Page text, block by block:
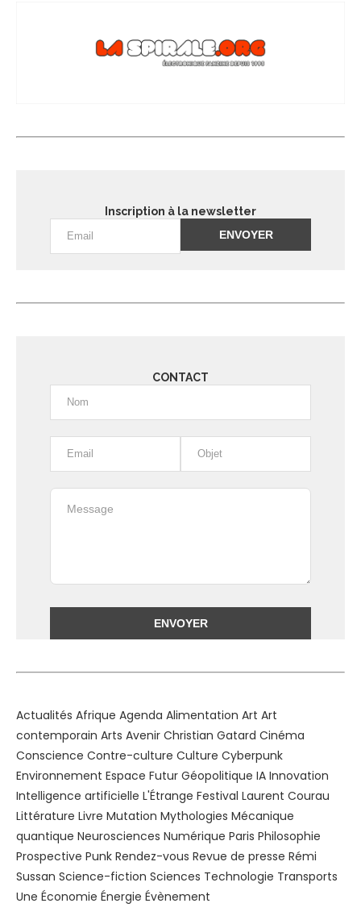
Inscription à la newsletter
CONTACT
Actualités Afrique Agenda Alimentation Art Art
contemporain Arts Avenir Christian Gatard Cinéma
Conscience Contre-culture Culture Cyberpunk
Environnement Espace Futur Géopolitique IA Innovation
Intelligence artificielle L'Étrange Festival Laurent Courau
Littérature Livre Mutation Mythologies Mécanique
quantique Neurosciences Numérique Paris Philosophie
Prospective Punk Rendez-vous Revue de presse Rémi
Sussan Science-fiction Sciences Technologie Transports
Une Économie Énergie Évènement